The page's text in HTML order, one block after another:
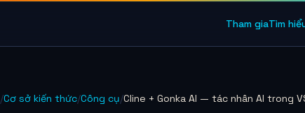
Tham giaTìm
/Cơ sở kiến thức/Công cụ/Cline + Gonka AI — tác nhân AI trong